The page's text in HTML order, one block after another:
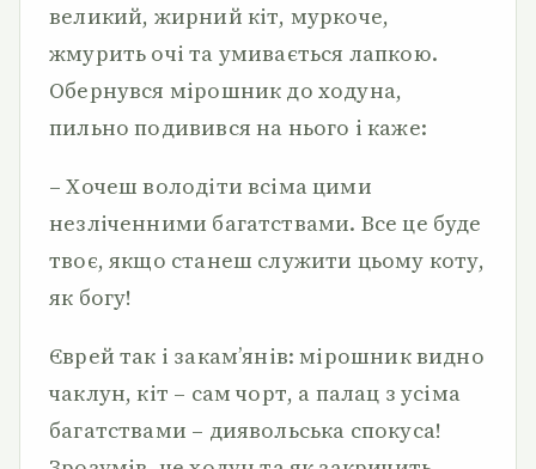
великий, жирний кіт, муркоче,
жмурить очі та умивається лапкою.
Обернувся мірошник до ходуна,
пильно подивився на нього і каже:
– Хочеш володіти всіма цими
незліченними багатствами. Все це буде
твоє, якщо станеш служити цьому коту,
як богу!
Єврей так і закам’янів: мірошник видно
чаклун, кіт – сам чорт, а палац з усіма
багатствами – диявольська спокуса!